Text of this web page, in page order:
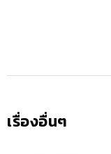
เรื่องอื่นๆ